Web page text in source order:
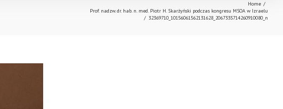
Home /
Prof. nadzw. dr. hab. n. med. Piotr H. Skarżyński podczas kongresu MSOA w Izraelu
/ 32369710_10156061562131628_2067335714260910080_n